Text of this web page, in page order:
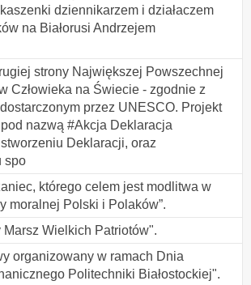
dziennikarzem i działaczem
na Białorusi Andrzejem
strony Największej Powszechnej
Człowieka na Świecie - zgodnie z
przez UNESCO. Projekt
nazwą #Akcja Deklaracja
Deklaracji, oraz
spo
którego celem jest modlitwa w
moralnej Polski i Polaków”.
Marsz Wielkich Patriotów".
organizowany w ramach Dnia
Politechniki Białostockiej".